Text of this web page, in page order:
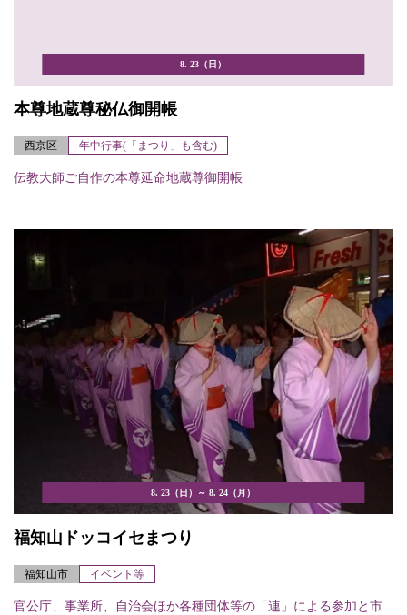
8. 23（日）
本尊地蔵尊秘仏御開帳
西京区 年中行事(「まつり」も含む)
伝教大師ご自作の本尊延命地蔵尊御開帳
8. 23（日）～ 8. 24（月）
福知山ドッコイセまつり
福知山市 イベント等
官公庁、事業所、自治会ほか各種団体等の「連」による参加と市